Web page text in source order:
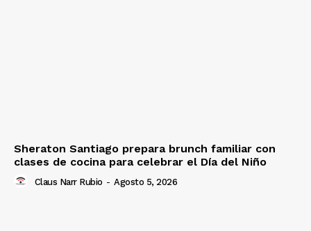
Sheraton Santiago prepara brunch familiar con
clases de cocina para celebrar el Día del Niño
Claus Narr Rubio - Agosto 5, 2026